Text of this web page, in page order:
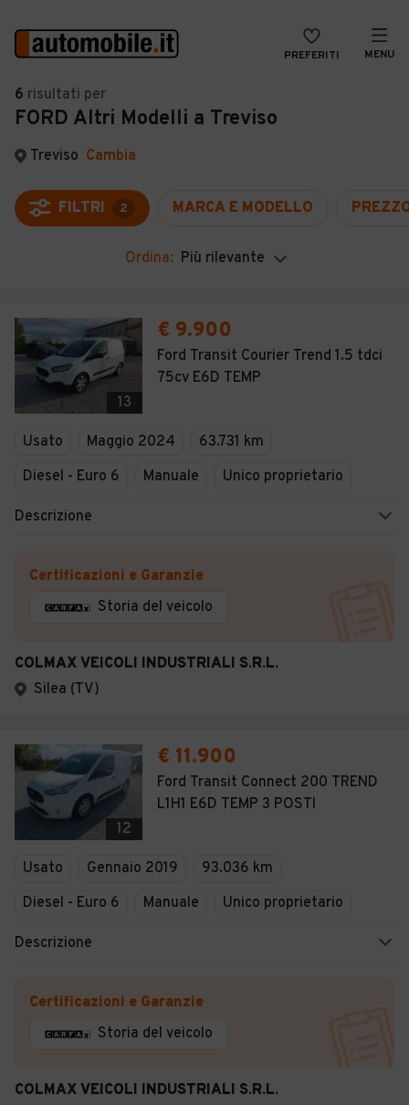
PREFERITI MENU
Auto
Auto usate
Auto Km 0
Auto Nuove
Noleggio a lungo termine
Moto
Camper
Veicoli Commerciali
VENDI
MAGAZINE
ACCEDI
6 risultati per
FORD Altri Modelli a Treviso
Treviso Cambia
FILTRI 2 MARCA E MODELLO
Ordina: Più rilevante
13
€ 9.900
Ford Transit Courier Trend 1.5 tdci
75cv E6D TEMP
Usato Maggio 2024
63.731 km
Diesel - Euro 6
Manuale Unico proprietario
Descrizione
Certificazioni e Garanzie
Storia del veicolo
COLMAX VEICOLI INDUSTRIALI S.R.L.
Silea (TV)
12
€ 11.900
Ford Transit Connect 200 TREND
L1H1 E6D TEMP 3 POSTI
Usato Gennaio 2019
93.036 km
Diesel - Euro 6
Manuale Unico proprietario
Descrizione
Certificazioni e Garanzie
Storia del veicolo
COLMAX VEICOLI INDUSTRIALI S.R.L.